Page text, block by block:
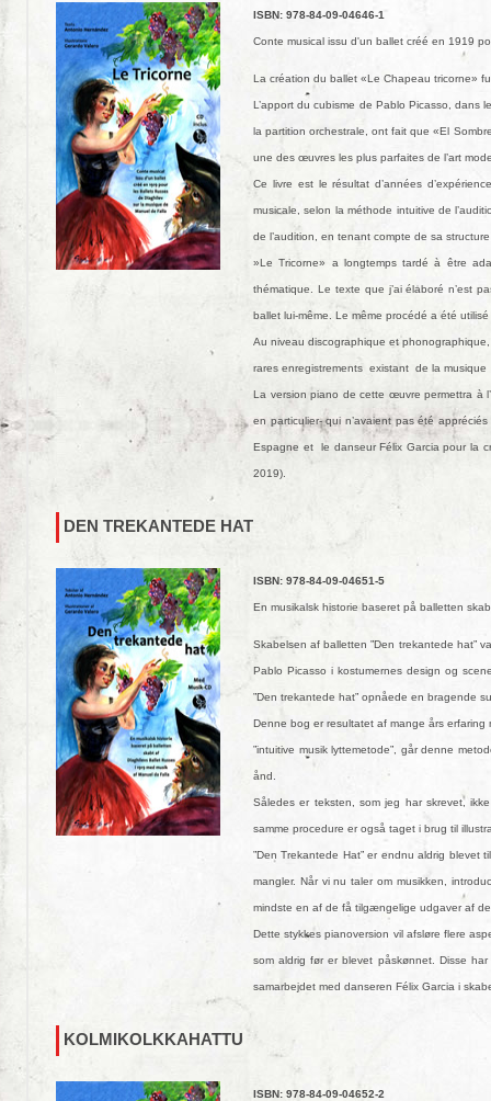
ISBN: 978-84-09-04646-1
Conte musical issu d'un ballet créé en 1919
La création du ballet «Le Chapeau tricorne»
L’apport du cubisme de Pablo Picasso, dans
la partition orchestrale, ont fait que «El
une des œuvres les plus parfaites de l’art
Ce livre est le résultat d’années
musicale, selon la méthode intuitive de
de l’audition, en tenant compte de sa
»Le Tricorne» a longtemps tardé à être
thématique. Le texte que j’ai élaboré n’est
ballet lui-même. Le même procédé a été
Au niveau discographique et
rares enregistrements existant de la
La version piano de cette œuvre permettra à
en particulier- qui n’avaient pas été
Espagne et le danseur Félix Garcia pour la
2019).
DEN TREKANTEDE HAT
ISBN: 978-84-09-04651-5
En musikalsk historie baseret på balletten
Skabelsen af balletten ”Den trekantede hat”
Pablo Picasso i kostumernes design og
”Den trekantede hat” opnåede en bragende
Denne bog er resultatet af mange års
”intuitive musik lyttemetode”, går denne
ånd.
Således er teksten, som jeg har skrevet,
samme procedure er også taget i brug til
”Den Trekantede Hat” er endnu aldrig
mangler. Når vi nu taler om musikken,
mindste en af de få tilgængelige udgaver af
Dette stykkes pianoversion vil afsløre flere
som aldrig før er blevet påskønnet. Disse
samarbejdet med danseren Félix Garcia i
KOLMIKOLKKAHATTU
ISBN: 978-84-09-04652-2